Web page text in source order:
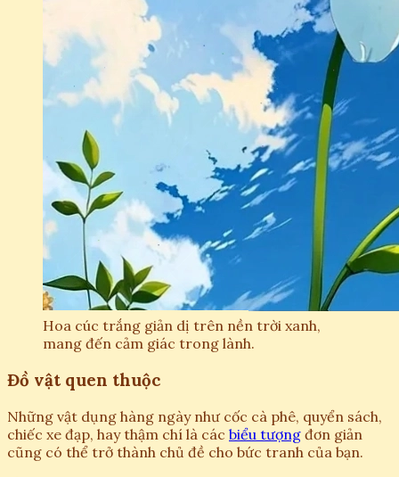
Hoa cúc trắng giản dị trên nền trời xanh,
mang đến cảm giác trong lành.
Đồ vật quen thuộc
Những vật dụng hàng ngày như cốc cà phê, quyển sách,
chiếc xe đạp, hay thậm chí là các biểu tượng đơn giản
cũng có thể trở thành chủ đề cho bức tranh của bạn.